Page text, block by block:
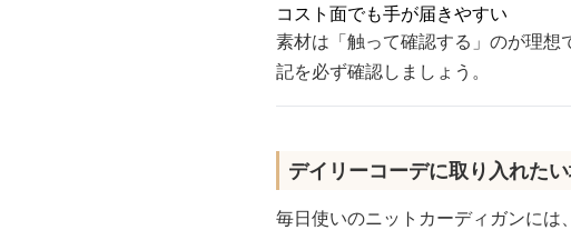
コスト面でも手が届きやすい
素材は「触って確認する」のが理
記を必ず確認しましょう。
デイリーコーデに取り入れた
毎日使いのニットカーディガンには、